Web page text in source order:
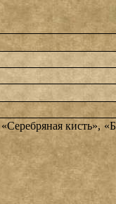
кисть»,